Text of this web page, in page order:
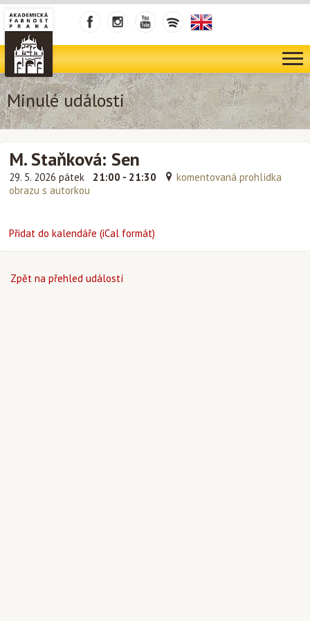
Minulé události
M. Staňková: Sen
29. 5. 2026 pátek 21:00 - 21:30
komentovaná prohlídka
obrazu s autorkou
Přidat do kalendáře (iCal formát)
Zpět na přehled událostí